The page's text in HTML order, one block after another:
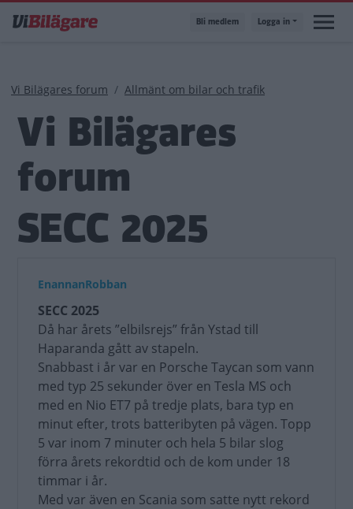
till
Bli medlem Logga in
Länkstig
Vi Bilägares forum Allmänt om bilar och trafik
Vi Bilägares
forum
SECC 2025
EnannanRobban
SECC 2025
Då har årets ”elbilsrejs” från Ystad till
Haparanda gått av stapeln.
Snabbast i år var en Porsche Taycan som vann
med typ 25 sekunder över en Tesla MS och
med en Nio ET7 på tredje plats, bara typ en
minut efter, trots batteribyten på vägen. Topp
5 var inom 7 minuter och hela 5 bilar slog
förra årets rekordtid och de kom under 18
timmar i år.
Med var även en Scania som satte nytt rekord